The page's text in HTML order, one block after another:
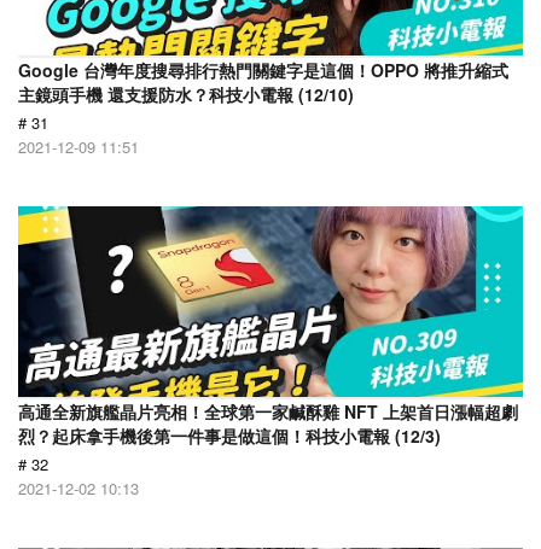
Google 台灣年度搜尋排行熱門關鍵字是這個！OPPO 將推升縮式
主鏡頭手機 還支援防水？科技小電報 (12/10)
# 31
2021-12-09 11:51
高通全新旗艦晶片亮相！全球第一家鹹酥雞 NFT 上架首日漲幅超劇
烈？起床拿手機後第一件事是做這個！科技小電報 (12/3)
# 32
2021-12-02 10:13